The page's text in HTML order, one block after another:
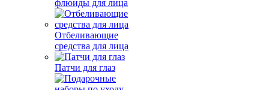
флюиды для лица
Отбеливающие
средства для лица
Патчи для глаз